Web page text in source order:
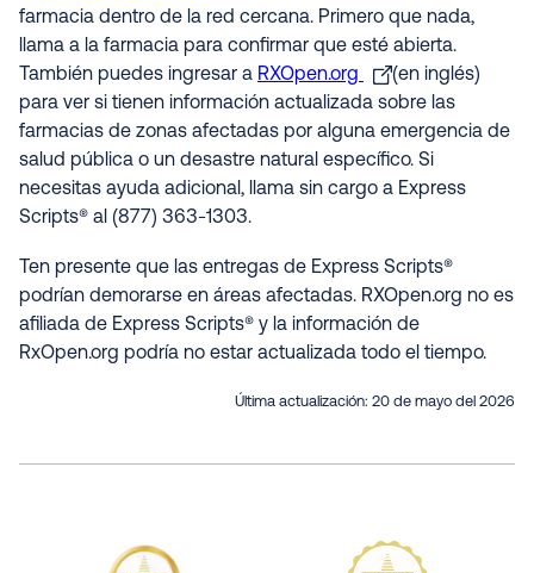
farmacia dentro de la red cercana. Primero que nada,
llama a la farmacia para confirmar que esté abierta.
También puedes ingresar a RXOpen.org
(en inglés)
para ver si tienen información actualizada sobre las
farmacias de zonas afectadas por alguna emergencia de
salud pública o un desastre natural específico. Si
necesitas ayuda adicional, llama sin cargo a Express
Scripts® al (877) 363-1303.
Ten presente que las entregas de Express Scripts®
podrían demorarse en áreas afectadas. RXOpen.org no es
afiliada de Express Scripts® y la información de
RxOpen.org podría no estar actualizada todo el tiempo.
Última actualización: 20 de mayo del 2026